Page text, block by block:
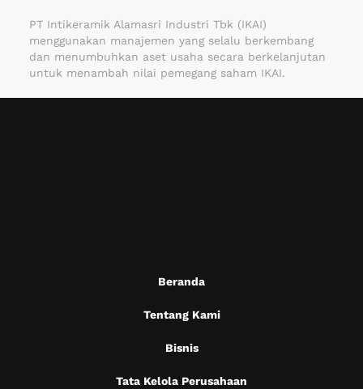
PT Intikeramik Alamasri Industri Tbk (IKAI)
menggunakan manajemen yang selalu berkembang
dan menumbuhkan aset usaha secara berkelanjutan
untuk menambah nilai pemegang saham IKAI.
Beranda
Tentang Kami
Bisnis
Tata Kelola Perusahaan